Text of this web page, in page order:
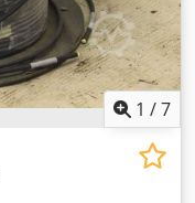
1 /7